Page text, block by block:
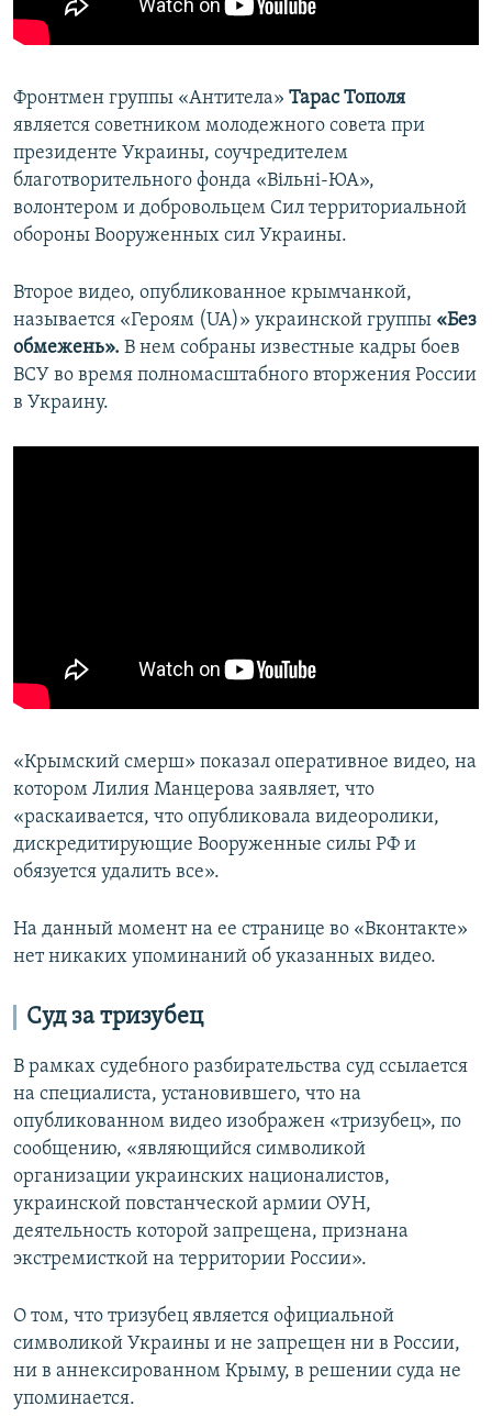
Фронтмен группы «Антитела» Тарас Тополя
является советником молодежного совета при
президенте Украины, соучредителем
благотворительного фонда «Вільні-ЮА»,
волонтером и добровольцем Сил территориальной
обороны Вооруженных сил Украины.
Второе видео, опубликованное крымчанкой,
называется «Героям (UA)» украинской группы «Без
обмежень». В нем собраны известные кадры боев
ВСУ во время полномасштабного вторжения России
в Украину.
«Крымский смерш» показал оперативное видео, на
котором Лилия Манцерова заявляет, что
«раскаивается, что опубликовала видеоролики,
дискредитирующие Вооруженные силы РФ и
обязуется удалить все».
На данный момент на ее странице во «Вконтакте»
нет никаких упоминаний об указанных видео.
Суд за тризубец
В рамках судебного разбирательства суд ссылается
на специалиста, установившего, что на
опубликованном видео изображен «тризубец», по
сообщению, «являющийся символикой
организации украинских националистов,
украинской повстанческой армии ОУН,
деятельность которой запрещена, признана
экстремисткой на территории России».
О том, что тризубец является официальной
символикой Украины и не запрещен ни в России,
ни в аннексированном Крыму, в решении суда не
упоминается.